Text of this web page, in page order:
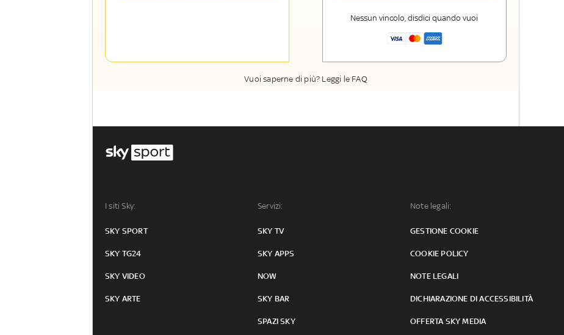
Sport
La newsletter esclusiva di Sky Sport
Nessun vincolo, disdici quando vuoi
Vuoi saperne di più? Leggi le FAQ
I siti Sky:
SKY SPORT
SKY TG24
SKY VIDEO
SKY ARTE
Servizi:
SKY TV
SKY APPS
NOW
SKY BAR
SPAZI SKY
Note legali:
GESTIONE COOKIE
COOKIE POLICY
NOTE LEGALI
DICHIARAZIONE DI ACCESSIBILITÀ
OFFERTA SKY MEDIA